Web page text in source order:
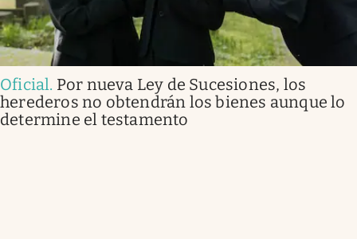
Oficial. Por nueva Ley de Sucesiones, los
herederos no obtendrán los bienes aunque lo
determine el testamento